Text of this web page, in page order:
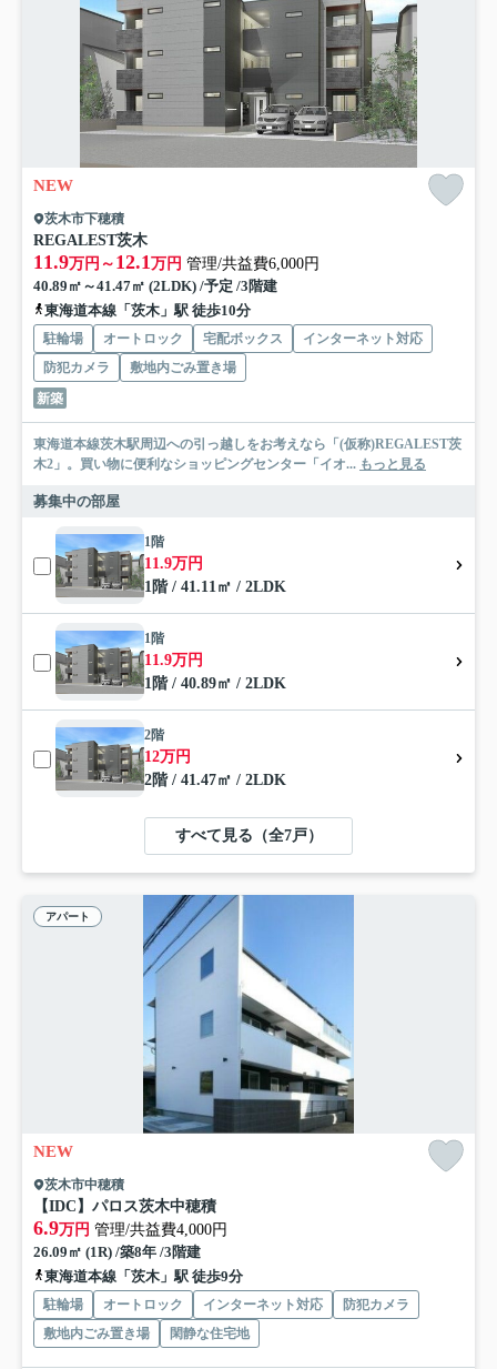
NEW
茨木市下穂積
REGALEST茨木
11.9万円～ 12.1万円 管理/共益費6,000円
40.89㎡～41.47㎡ (2LDK) /予定 /3階建
東海道本線「茨木」駅 徒歩10分
駐輪場 オートロック 宅配ボックス
インターネット対応
防犯カメラ
敷地内ごみ置き場
新築
東海道本線茨木駅周辺への引っ越しをお考えなら「(仮称)REGALEST茨
木2」。買い物に便利なショッピングセンター「イオ... もっと見る
募集中の部屋
1階
11.9万円
1階 / 41.11㎡ / 2LDK
1階
11.9万円
1階 / 40.89㎡ / 2LDK
2階
12万円
2階 / 41.47㎡ / 2LDK
すべて見る（全7戸）
アパート
NEW
茨木市中穂積
【IDC】パロス茨木中穂積
6.9万円 管理/共益費4,000円
26.09㎡ (1R) /築8年 /3階建
東海道本線「茨木」駅 徒歩9分
駐輪場 オートロック インターネット対応
防犯カメラ
敷地内ごみ置き場
閑静な住宅地